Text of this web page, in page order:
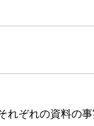
れぞれの資料の